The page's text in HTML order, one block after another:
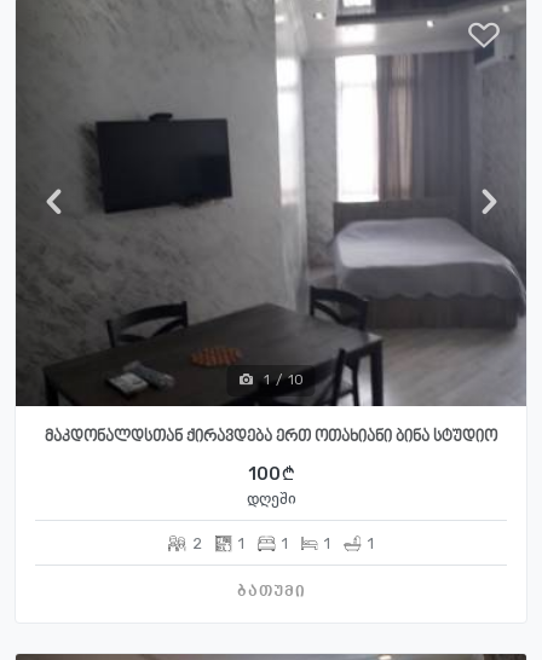
1 / 10
მაკდონალდსთან ქირავდება ერთ ოთახიანი ბინა სტუდიო
100
დღეში
2 1 1 1 1
ბათუმი